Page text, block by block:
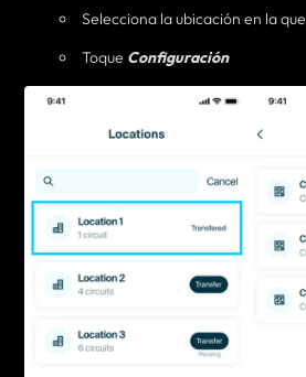
Selecciona la ubicación en la que
Toque Configuración